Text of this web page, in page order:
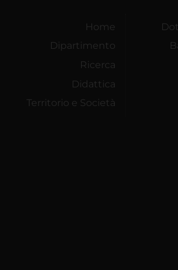
Home
Dipartimento
Ricerca
Didattica
Territorio e Società